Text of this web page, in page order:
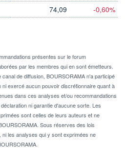
74,09 -0,60%
présentes sur le forum
par les membres qui en sont émetteurs.
de diffusion, BOURSORAMA n'a participé
exercé aucun pouvoir discrétionnaire quant à
dans ces analyses et/ou recommandations
ni garantie d'aucune sorte. Les
sont celles de leurs auteurs et ne
Sous réserves des lois
ni les analyses qui y sont exprimées ne